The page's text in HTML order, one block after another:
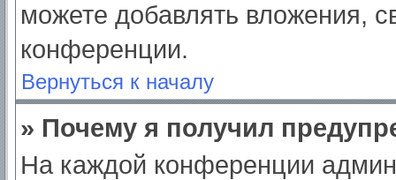
можете добавлять вложения,
конференции.
Вернуться к началу
» Почему я получил
На каждой конференции